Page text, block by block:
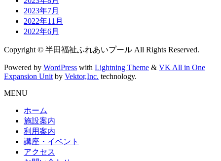
2023年7月
2022年11月
2022年6月
Copyright © 半田福祉ふれあいプール All Rights Reserved.
Powered by WordPress with Lightning Theme & VK All in One
Expansion Unit by Vektor,Inc. technology.
MENU
ホーム
施設案内
利用案内
講座・イベント
アクセス